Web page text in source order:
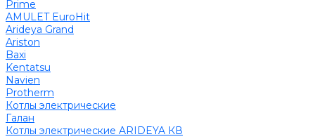
Prime
AMULET EuroHit
Arideya Grand
Ariston
Baxi
Kentatsu
Navien
Protherm
Котлы электрические
Галан
Котлы электрические ARIDEYA КВ